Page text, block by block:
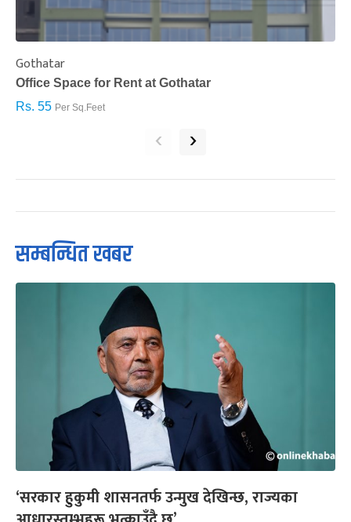
Gothatar
Office Space for Rent at Gothatar
Rs. 55 Per Sq.Feet
‹ ›
सम्बन्धित खबर
‘सरकार हुकुमी शासनतर्फ उन्मुख देखिन्छ, राज्यका